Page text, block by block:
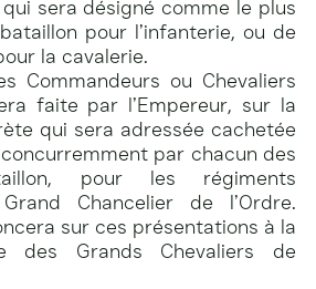
sera désigné comme le plus
pour l’infanterie, ou de
la cavalerie.
Commandeurs ou Chevaliers
faite par l’Empereur, sur la
qui sera adressée cachetée
par chacun des
pour les régiments
Chancelier de l’Ordre.
sur ces présentations à la
des Grands Chevaliers de